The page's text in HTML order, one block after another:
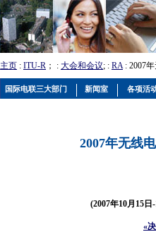
主页 : ITU-R ； : 大会和会议; : RA: 2007
2007年无线
(2007年10月15
«
国际电联三大部门 新闻室 各项活